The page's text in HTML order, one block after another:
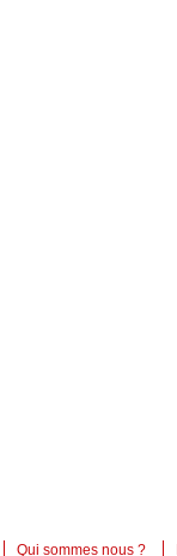
Qui sommes nous ?